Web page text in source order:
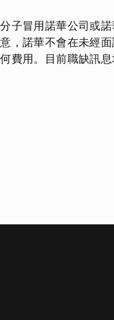
子冒用諾華公司或
，諾華不會在未經
費用。目前職缺訊息